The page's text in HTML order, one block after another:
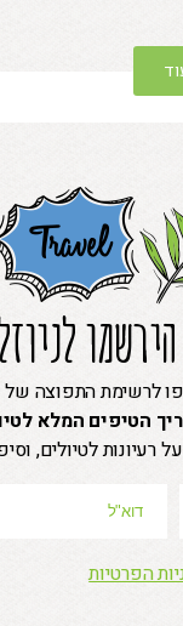
הירשמו
לרשימת התפוצה של
הטיפים המלא
לטיולים,
הפרטיות